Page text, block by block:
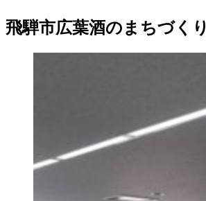
飛騨市広葉酒のまちづくり